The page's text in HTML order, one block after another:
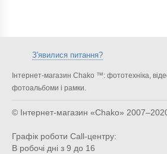
З'явилися питання?
Інтернет-магазин Chako ™: фототехніка,
фотоальбоми і рамки.
© Інтернет-магазин «Chako»
Графік роботи Call-центру:
В робочі дні з 9 до 16